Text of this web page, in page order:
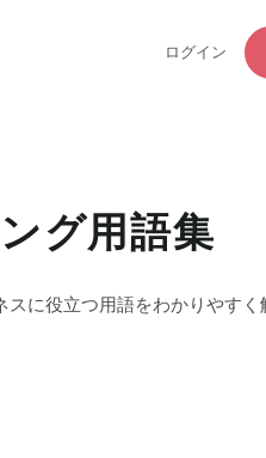
ログイン
グ用語集
スに役立つ用語をわかりやすく